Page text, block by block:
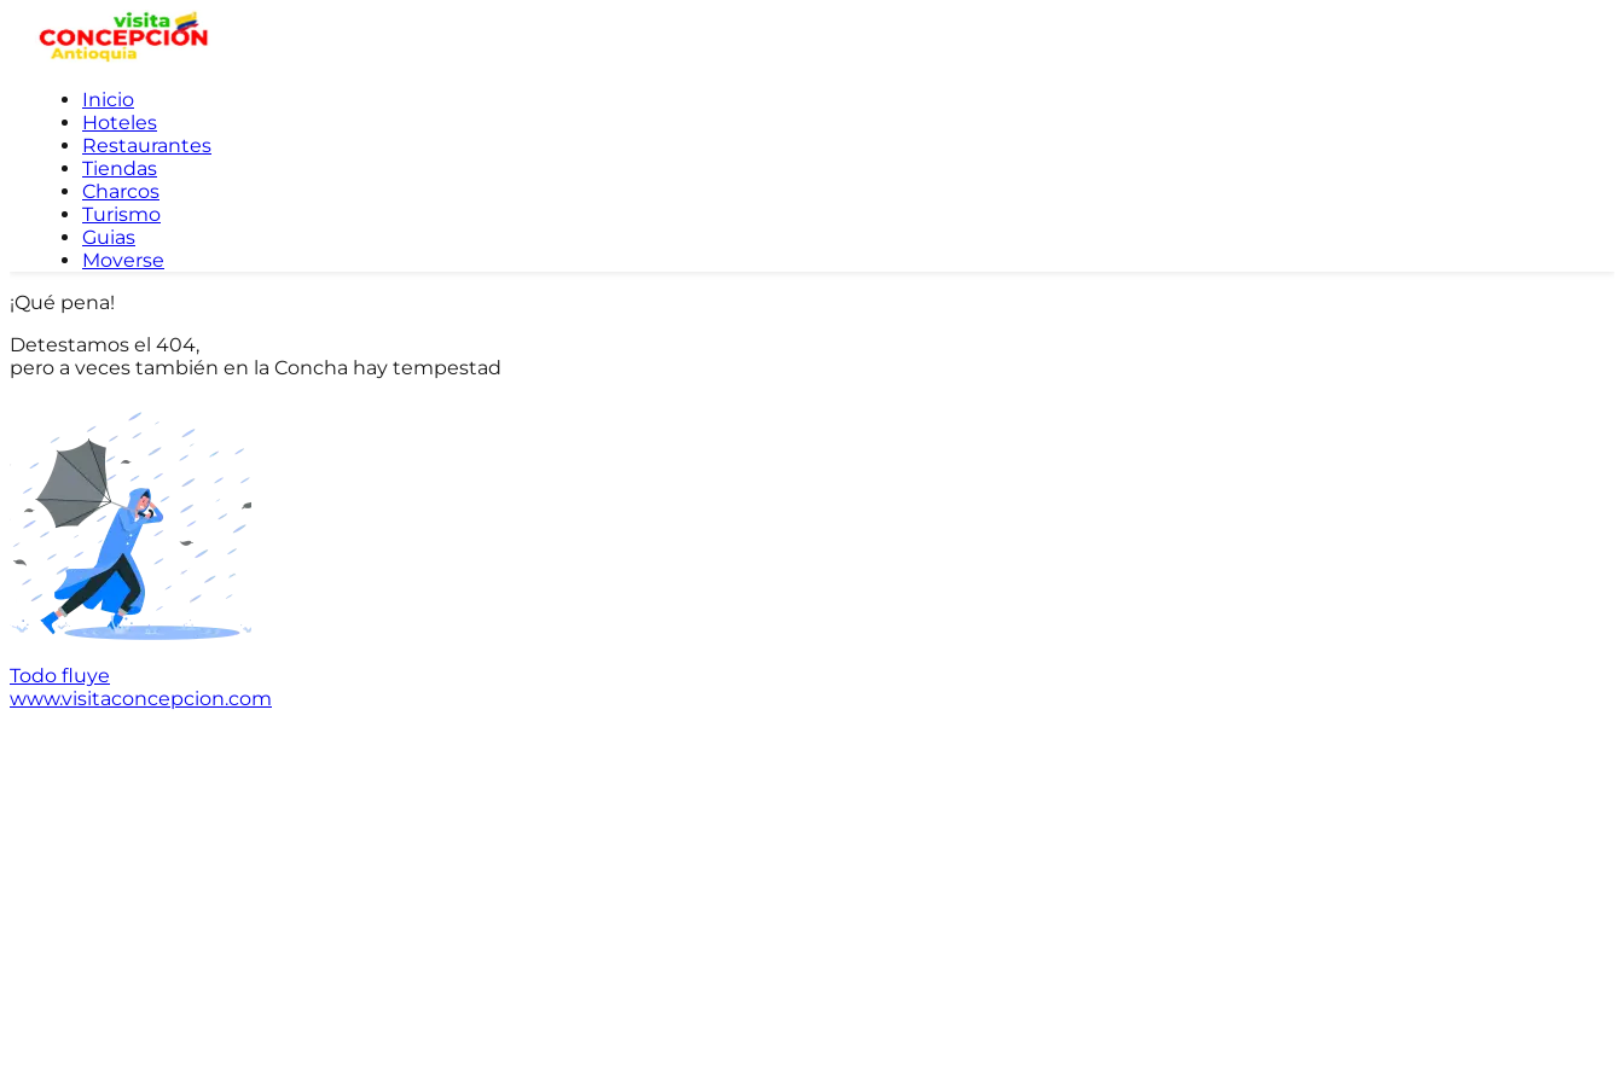
Inicio
Hoteles
Restaurantes
Tiendas
Charcos
Turismo
Guias
Moverse
¡Qué pena!
Detestamos el 404,
pero a veces también en la Concha hay tempestad
Todo fluye
www.visitaconcepcion.com